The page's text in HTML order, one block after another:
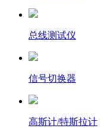
总线测试仪
信号切换器
高斯计/特斯拉计